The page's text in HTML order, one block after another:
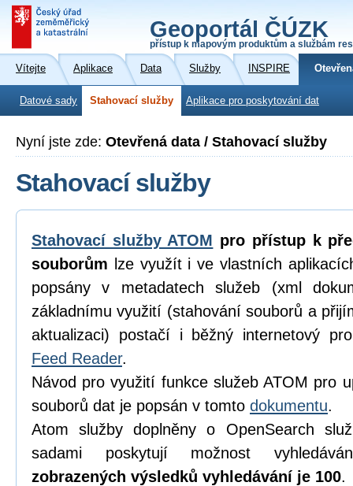
Geoportál ČÚZK
přístup k mapovým produktům a službám
Vítejte Aplikace Data Služby INSPIRE
Datové sady Stahovací služby Aplikace pro poskytování dat
Nyní jste zde: Otevřená data / Stahovací služby
Stahovací služby
Stahovací služby ATOM pro přístup k
souborům lze využít i ve vlastních
popsány v metadatech služeb (xml
základnímu využití (stahování souborů a
aktualizaci) postačí i běžný internetový
Feed Reader.
Návod pro využití funkce služeb ATOM pro
souborů dat je popsán v tomto dokumentu.
Atom služby doplněny o OpenSearch
sadami poskytují možnost
zobrazených výsledků vyhledávání je 100.